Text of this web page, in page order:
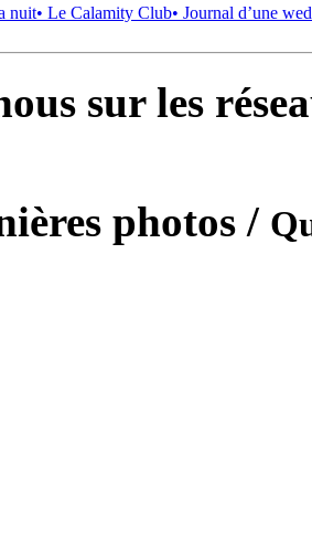
nuit• Le Calamity Club• Journal d’une
sur les
photos /